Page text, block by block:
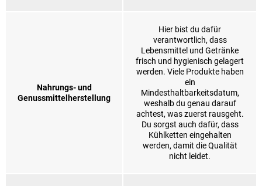
Nahrungs- und
Genussmittelherstellung
Hier bist du dafür
verantwortlich, dass
Lebensmittel und Getränke
frisch und hygienisch gelagert
werden. Viele Produkte haben
ein
Mindesthaltbarkeitsdatum,
weshalb du genau darauf
achtest, was zuerst rausgeht.
Du sorgst auch dafür, dass
Kühlketten eingehalten
werden, damit die Qualität
nicht leidet.